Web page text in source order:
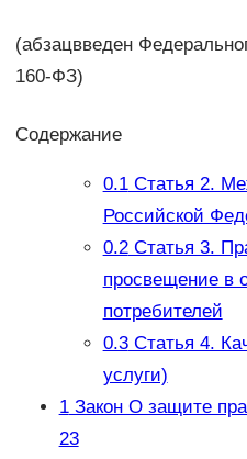
(абзацвведен
160-ФЗ)
Содержание
0.1Статья 2.
Российской
0.2Статья 3.
просвещение в
потребителей
0.3Статья 4.
услуги)
1Закон О защите
23